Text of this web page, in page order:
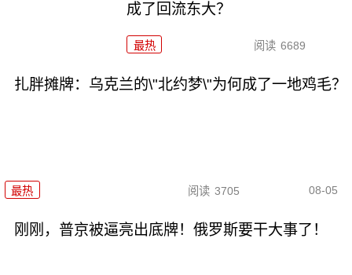
成了回流东大？
最热 阅读 6689
扎胖摊牌：乌克兰的\"北约梦\"为何成了一地鸡毛？
最热 阅读 3705 08-05
刚刚，普京被逼亮出底牌！俄罗斯要干大事了！